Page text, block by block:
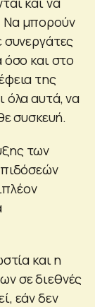
Να μπορούν
συνεργάτες
όσο και στο
της
όλα αυτά, να
συσκευή.
των
και η
σε διεθνές
εάν δεν